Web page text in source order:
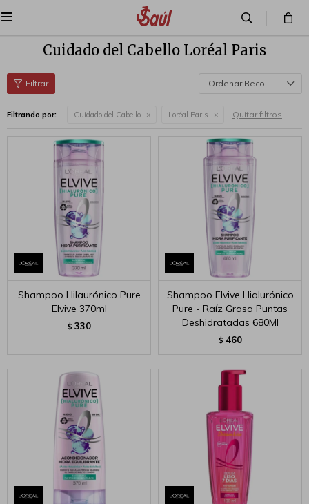

Cuidado del Cabello Loréal Paris
Recomendados
Filtrando por: Cuidado del Cabello Loréal Paris Quitar filtros
Shampoo Hilaurónico Pure
Elvive 370ml
$ 330
Shampoo Elvive Hialurónico
Pure - Raíz Grasa Puntas
Deshidratadas 680Ml
$ 460